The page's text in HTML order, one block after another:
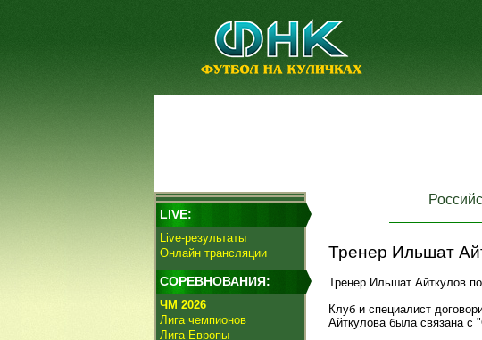
LIVE:
Live-результаты
Онлайн трансляции
СОРЕВНОВАНИЯ:
ЧМ 2026
Лига чемпионов
Лига Европы
Тренер Ильшат
Тренер Ильшат Айткулов
Клуб и специалист
Айткулова была связана с